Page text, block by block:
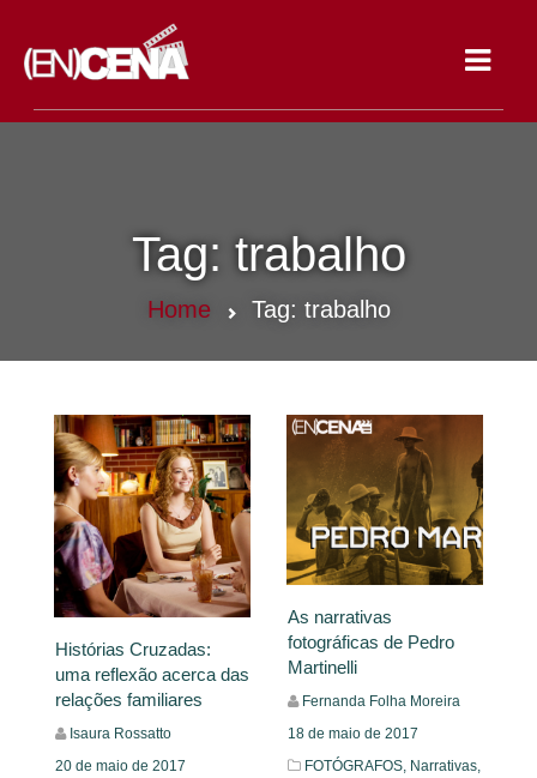
Tag: trabalho
Home Tag: trabalho
Histórias Cruzadas:
uma reflexão acerca das
relações familiares
Isaura Rossatto
20 de maio de 2017
As narrativas
fotográficas de Pedro
Martinelli
Fernanda Folha Moreira
18 de maio de 2017
FOTÓGRAFOS, Narrativas,